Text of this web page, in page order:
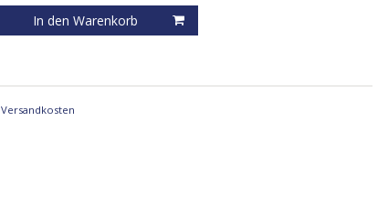
In den Warenkorb
Versandkosten